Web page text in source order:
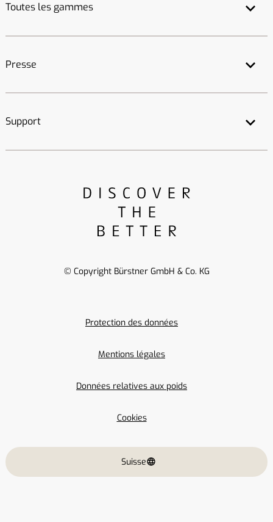
Toutes les gammes
Presse
Support
Protection des données
Mentions légales
Données relatives aux poids
Cookies
Suisse
© Copyright Bürstner GmbH & Co. KG